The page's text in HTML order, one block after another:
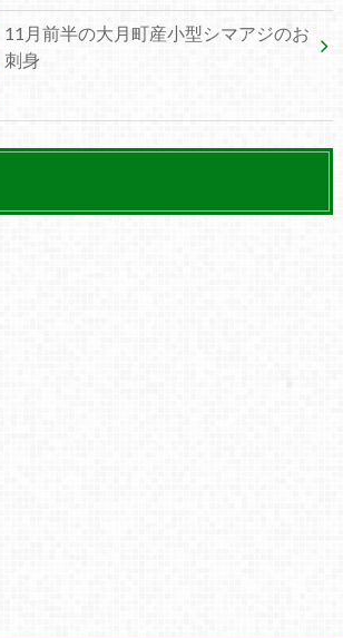
11月前半の大月町産小型シマアジのお
刺身